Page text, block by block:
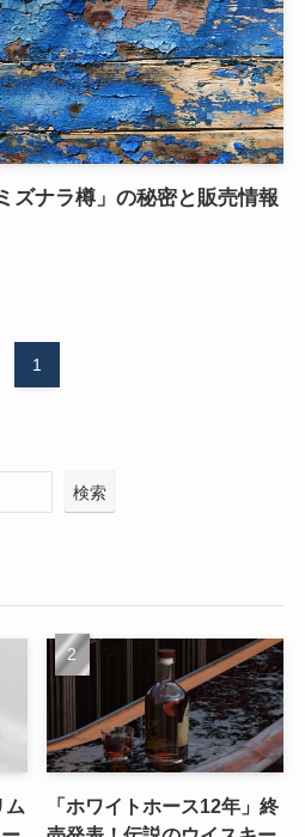
ズナラ樽」の秘密と販売情報
1
検索
ム
「ホワイトホース12年」終